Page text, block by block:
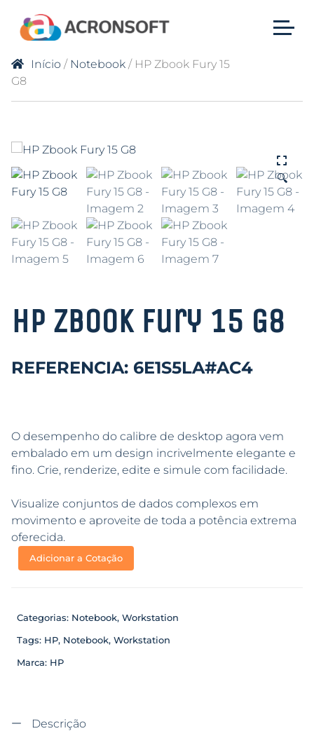
Início / Notebook / HP Zbook Fury 15
G8
🔍
HP Zbook Fury 15 G8
REFERENCIA: 6E1S5LA#AC4
O desempenho do calibre de desktop agora vem
embalado em um design incrivelmente elegante e
fino. Crie, renderize, edite e simule com facilidade.
Visualize conjuntos de dados complexos em
movimento e aproveite de toda a potência extrema
oferecida.
Adicionar a Cotação
Categorias: Notebook, Workstation
Tags: HP, Notebook, Workstation
Marca: HP
Descrição